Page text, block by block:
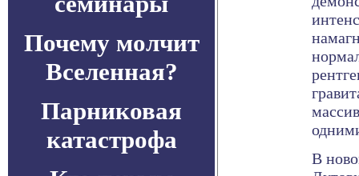
Почему молчит
Вселенная?
Парниковая
катастрофа
В